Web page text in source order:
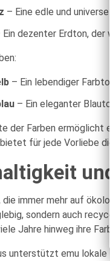
– Eine edle und
Ein dezenter Erdton,
– Ein lebendiger
– Ein eleganter
der Farben ermöglicht
für jede Vorliebe
die immer mehr auf
sondern auch
Jahre hinweg ihre
unterstützt emu